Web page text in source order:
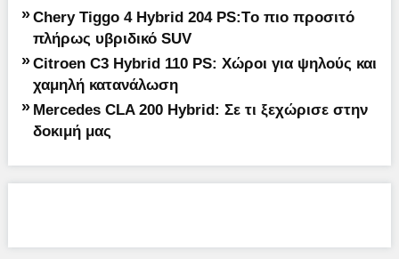
» Chery Tiggo 4 Hybrid 204 PS:Tο πιο προσιτό
πλήρως υβριδικό SUV
» Citroen C3 Hybrid 110 PS: Χώροι για ψηλούς και
χαμηλή κατανάλωση
» Mercedes CLA 200 Hybrid: Σε τι ξεχώρισε στην
δοκιμή μας